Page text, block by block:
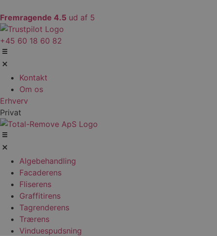
til
indhold
Fremragende 4.5 ud af 5
+45 60 18 60 82
Kontakt
Om os
Erhverv
Privat
Algebehandling
Facaderens
Fliserens
Graffitirens
Tagrenderens
Trærens
Vinduespudsning